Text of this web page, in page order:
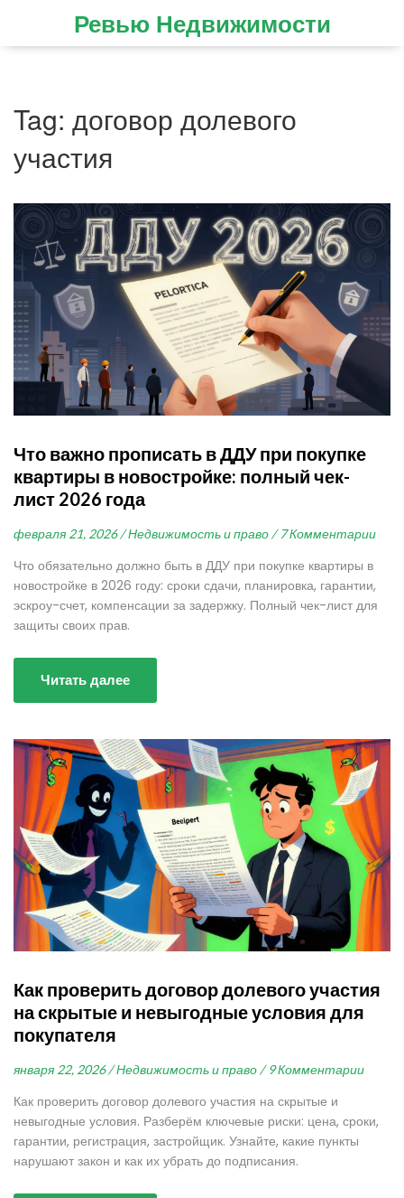
Ревью Недвижимости
Tag: договор долевого
участия
Что важно прописать в ДДУ при покупке
квартиры в новостройке: полный чек-
лист 2026 года
февраля 21, 2026 / Недвижимость и право / 7 Комментарии
Что обязательно должно быть в ДДУ при покупке квартиры в
новостройке в 2026 году: сроки сдачи, планировка, гарантии,
эскроу-счет, компенсации за задержку. Полный чек-лист для
защиты своих прав.
Читать далее
Как проверить договор долевого участия
на скрытые и невыгодные условия для
покупателя
января 22, 2026 / Недвижимость и право / 9 Комментарии
Как проверить договор долевого участия на скрытые и
невыгодные условия. Разберём ключевые риски: цена, сроки,
гарантии, регистрация, застройщик. Узнайте, какие пункты
нарушают закон и как их убрать до подписания.